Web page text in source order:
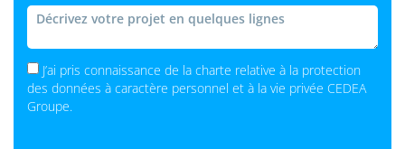
J’ai pris connaissance de la charte relative à la protection
des données à caractère personnel et à la vie privée CEDEA
Groupe.